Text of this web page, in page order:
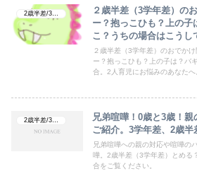
2歳半差/3学年差
２歳半差（3学年差）の
ー？抱っこひも？上の子
こ？うちの場合はこうし
２歳半差（3学年差）のおでか
ー？抱っこひも？上の子は？バ
合。2人育児にお悩みのあなたへ
2歳半差/3学年差
兄弟喧嘩！0歳と3歳！
ご紹介。3学年差、2歳半
兄弟喧嘩への親の対応や喧嘩の
嘩。2歳半差（3学年差）とめる
合をご覧ください。